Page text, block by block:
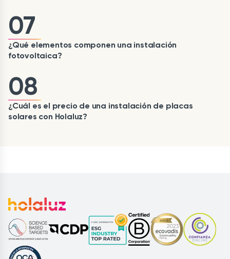
07
¿Qué elementos componen una instalación
fotovoltaica?
08
¿Cuál es el precio de una instalación de placas
solares con Holaluz?